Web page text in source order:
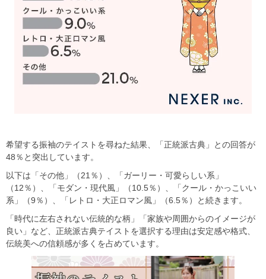
希望する振袖のテイストを尋ねた結果、「正統派古典」との回答が
48％と突出しています。
以下は「その他」（21％）、「ガーリー・可愛らしい系」
（12％）、「モダン・現代風」（10.5％）、「クール・かっこいい
系」（9％）、「レトロ・大正ロマン風」（6.5％）と続きます。
「時代に左右されない伝統的な柄」「家族や周囲からのイメージが
良い」など、正統派古典テイストを選択する理由は安定感や格式、
伝統美への信頼感が多くを占めています。